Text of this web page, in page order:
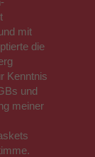
mit
die
Kenntnis
und
meiner